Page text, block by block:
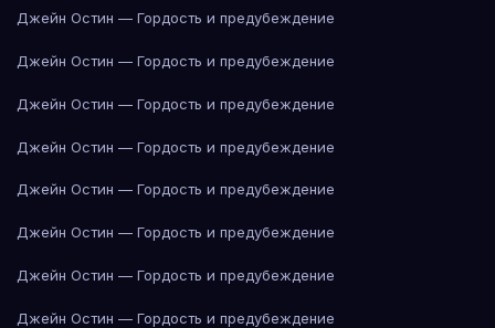
Джейн Остин — Гордость и предубеждение
Джейн Остин — Гордость и предубеждение
Джейн Остин — Гордость и предубеждение
Джейн Остин — Гордость и предубеждение
Джейн Остин — Гордость и предубеждение
Джейн Остин — Гордость и предубеждение
Джейн Остин — Гордость и предубеждение
Джейн Остин — Гордость и предубеждение